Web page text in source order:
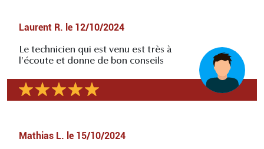
Laurent R. le 12/10/2024
Le technicien qui est venu est très à
l'écoute et donne de bon conseils
Mathias L. le 15/10/2024